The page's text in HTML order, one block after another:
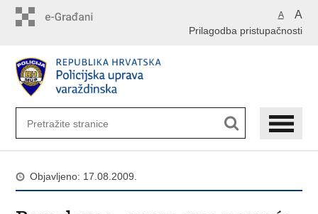
A A
Prilagodba pristupačnosti
Objavljeno: 17.08.2009.